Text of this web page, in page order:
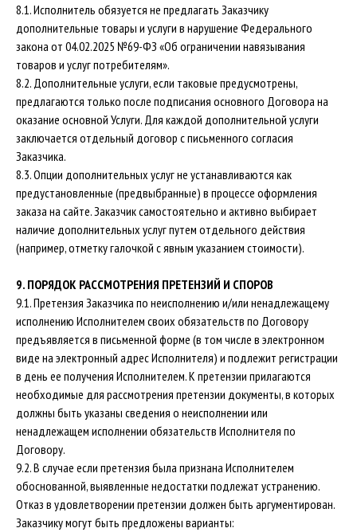
8.1. Исполнитель обязуется не предлагать Заказчику
дополнительные товары и услуги в нарушение Федерального
закона от 04.02.2025 №69-ФЗ «Об ограничении навязывания
товаров и услуг потребителям».
8.2. Дополнительные услуги, если таковые предусмотрены,
предлагаются только после подписания основного Договора на
оказание основной Услуги. Для каждой дополнительной услуги
заключается отдельный договор с письменного согласия
Заказчика.
8.3. Опции дополнительных услуг не устанавливаются как
предустановленные (предвыбранные) в процессе оформления
заказа на сайте. Заказчик самостоятельно и активно выбирает
наличие дополнительных услуг путем отдельного действия
(например, отметку галочкой с явным указанием стоимости).
9. ПОРЯДОК РАССМОТРЕНИЯ ПРЕТЕНЗИЙ И СПОРОВ
9.1. Претензия Заказчика по неисполнению и/или ненадлежащему
исполнению Исполнителем своих обязательств по Договору
предъявляется в письменной форме (в том числе в электронном
виде на электронный адрес Исполнителя) и подлежит регистрации
в день ее получения Исполнителем. К претензии прилагаются
необходимые для рассмотрения претензии документы, в которых
должны быть указаны сведения о неисполнении или
ненадлежащем исполнении обязательств Исполнителя по
Договору.
9.2. В случае если претензия была признана Исполнителем
обоснованной, выявленные недостатки подлежат устранению.
Отказ в удовлетворении претензии должен быть аргументирован.
Заказчику могут быть предложены варианты: